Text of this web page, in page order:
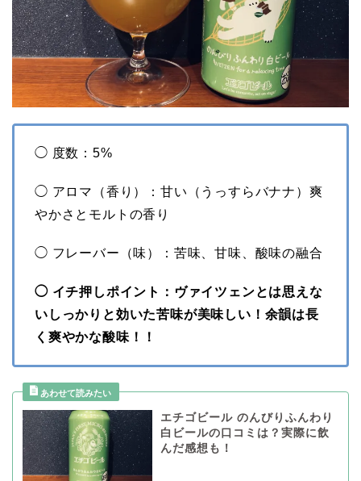
◯ 度数：5%
◯ アロマ（香り）：甘い（うっすらバナナ）爽
やかさとモルトの香り
◯ フレーバー（味）：苦味、甘味、酸味の融合
◯ イチ押しポイント：ヴァイツェンとは思えな
いしっかりと効いた苦味が美味しい！余韻は長
く爽やかな酸味！！
エチゴビール のんびりふんわり
白ビールの口コミは？実際に飲
んだ感想も！